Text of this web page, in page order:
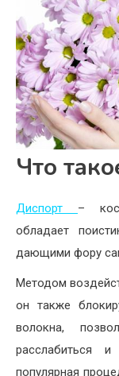
Что
Диспорт –
обладает
дающими фору
Методом
он также
волокна,
расслабиться
популярная